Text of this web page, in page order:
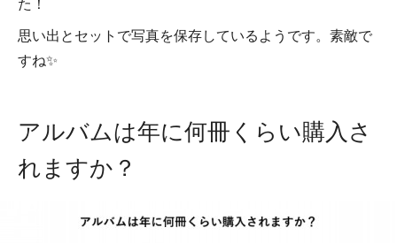
思い出とセットで写真を保存しているようです。素敵で
すね✨
アルバムは年に何冊くらい購入さ
れますか？